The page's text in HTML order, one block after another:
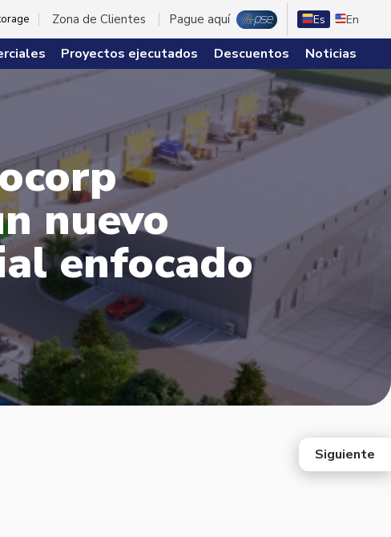
Zona de Clientes Pague aquí Es En
Proyectos ejecutados Descuentos Noticias
nuevo
enfocado
Siguiente